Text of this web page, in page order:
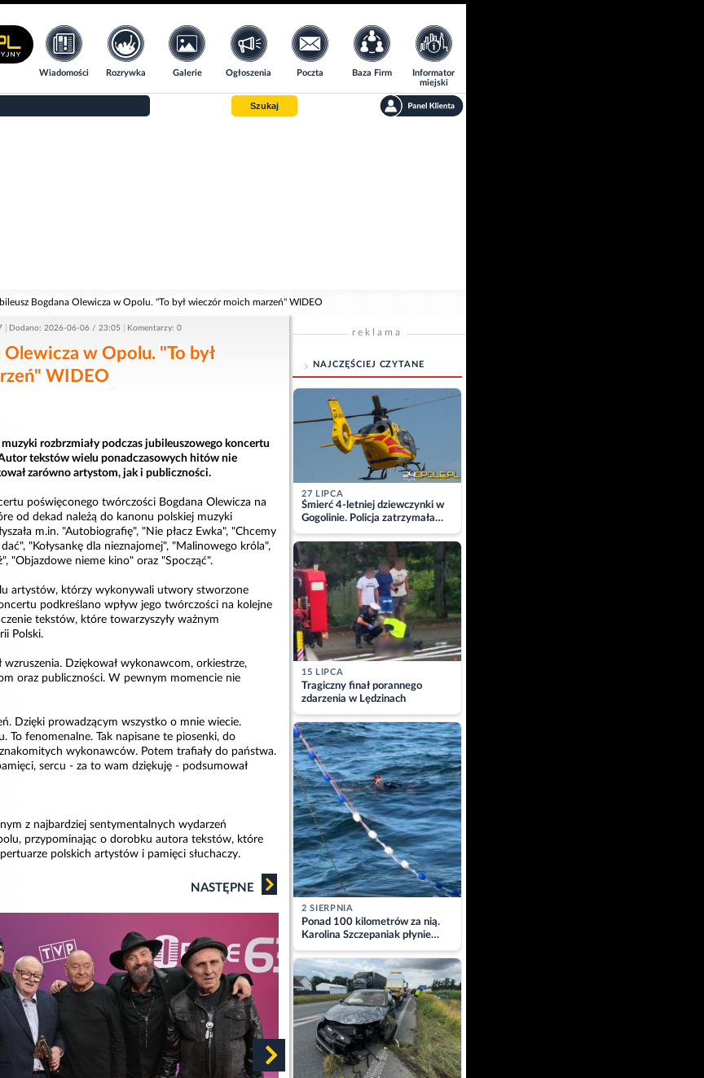
Wiadomości Rozrywka Galerie Ogłoszenia Poczta Baza Firm
Informator
miejski
Szukaj
Bogdana Olewicza w Opolu. "To był wieczór moich marzeń" WIDEO
Dodano: 2026-06-06 / 23:05 Komentarzy: 0
Olewicza w Opolu. "To był
WIDEO
rozbrzmiały podczas jubileuszowego koncertu
tekstów wielu ponadczasowych hitów nie
zarówno artystom, jak i publiczności.
poświęconego twórczości Bogdana Olewicza na
od dekad należą do kanonu polskiej muzyki
m.in. "Autobiografię", "Nie płacz Ewka", "Chcemy
"Kołysankę dla nieznajomej", "Malinowego króla",
"Objazdowe nieme kino" oraz "Spocząć".
artystów, którzy wykonywali utwory stworzone
podkreślano wpływ jego twórczości na kolejne
tekstów, które towarzyszyły ważnym
Polski.
wzruszenia. Dziękował wykonawcom, orkiestrze,
oraz publiczności. W pewnym momencie nie
Dzięki prowadzącym wszystko o mnie wiecie.
To fenomenalne. Tak napisane te piosenki, do
wykonawców. Potem trafiały do państwa.
sercu - za to wam dziękuję - podsumował
z najbardziej sentymentalnych wydarzeń
przypominając o dorobku autora tekstów, które
polskich artystów i pamięci słuchaczy.
NASTĘPNE
reklama
NAJCZĘŚCIEJ CZYTANE
27 LIPCA
Śmierć 4-letniej dziewczynki w
Gogolinie. Policja zatrzymała
matkę
15 LIPCA
Tragiczny finał porannego
zdarzenia w Lędzinach
2 SIERPNIA
Ponad 100 kilometrów za nią.
Karolina Szczepaniak płynie
przez Bałtyk dla Piotra.
Aktualizacja